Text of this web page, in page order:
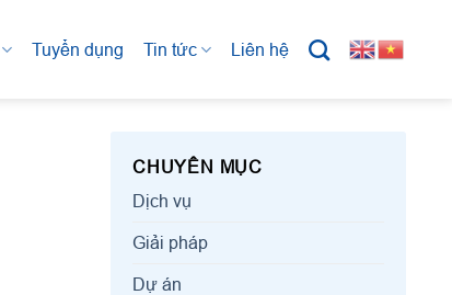
Tuyển dụng Tin tức Liên hệ
CHUYÊN MỤC
Dịch vụ
Giải pháp
Dự án